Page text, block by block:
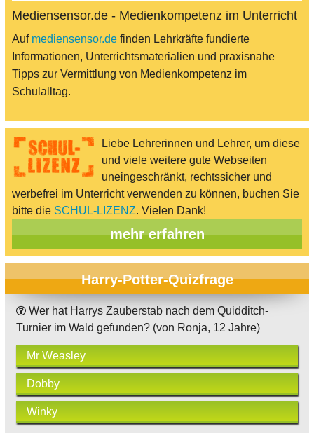
Mediensensor.de - Medienkompetenz im Unterricht
Auf mediensensor.de finden Lehrkräfte fundierte
Informationen, Unterrichtsmaterialien und praxisnahe
Tipps zur Vermittlung von Medienkompetenz im
Schulalltag.
Liebe Lehrerinnen und Lehrer, um diese
und viele weitere gute Webseiten
uneingeschränkt, rechtssicher und
werbefrei im Unterricht verwenden zu können, buchen Sie
bitte die SCHUL-LIZENZ. Vielen Dank!
mehr erfahren
Harry-Potter-Quizfrage
Wer hat Harrys Zauberstab nach dem Quidditch-
Turnier im Wald gefunden? (von Ronja, 12 Jahre)
Mr Weasley
Dobby
Winky